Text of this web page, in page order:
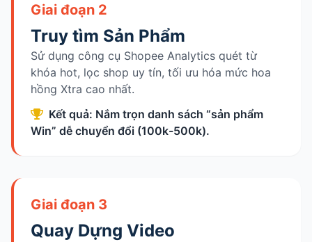
Giai đoạn 2
Truy tìm Sản Phẩm
Sử dụng công cụ Shopee Analytics quét từ
khóa hot, lọc shop uy tín, tối ưu hóa mức hoa
hồng Xtra cao nhất.
Kết quả: Nắm trọn danh sách “sản phẩm
Win” dễ chuyển đổi (100k-500k).
Giai đoạn 3
Quay Dựng Video